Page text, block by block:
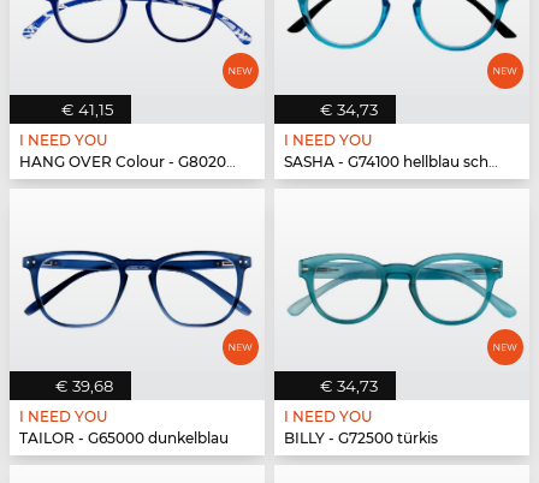
€ 41,15
I NEED YOU
HANG OVER Colour - G80200 blau
€ 34,73
I NEED YOU
SASHA - G74100 hellblau schwarz
€ 39,68
I NEED YOU
TAILOR - G65000 dunkelblau
€ 34,73
I NEED YOU
BILLY - G72500 türkis